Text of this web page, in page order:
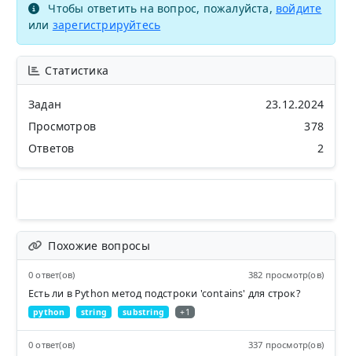
Чтобы ответить на вопрос, пожалуйста, войдите
или зарегистрируйтесь
Статистика
Задан
23.12.2024
Просмотров
378
Ответов
2
Похожие вопросы
0 ответ(ов) 382 просмотр(ов)
Есть ли в Python метод подстроки 'contains' для строк?
python string substring +1
0 ответ(ов) 337 просмотр(ов)